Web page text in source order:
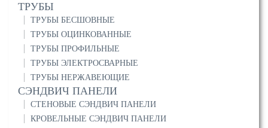
ТРУБЫ
ТРУБЫ БЕСШОВНЫЕ
ТРУБЫ ОЦИНКОВАННЫЕ
ТРУБЫ ПРОФИЛЬНЫЕ
ТРУБЫ ЭЛЕКТРОСВАРНЫЕ
ТРУБЫ НЕРЖАВЕЮЩИЕ
СЭНДВИЧ ПАНЕЛИ
СТЕНОВЫЕ СЭНДВИЧ ПАНЕЛИ
КРОВЕЛЬНЫЕ СЭНДВИЧ ПАНЕЛИ